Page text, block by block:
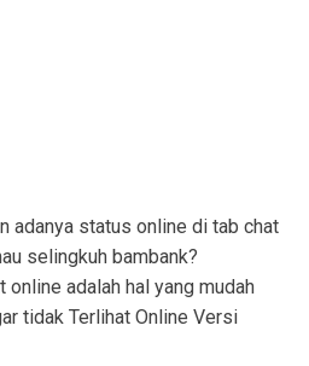
adanya status online di tab chat
selingkuh bambank?
adalah hal yang mudah
tidak Terlihat Online Versi